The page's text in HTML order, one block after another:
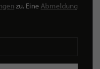
zu. Eine Abmeldung